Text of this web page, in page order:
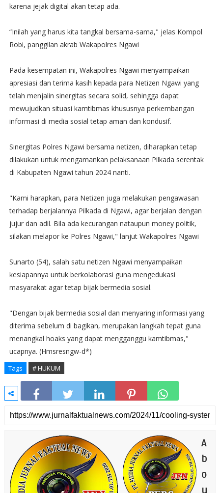
karena jejak digital akan tetap ada.
“Inilah yang harus kita tangkal bersama-sama," jelas Kompol
Robi, panggilan akrab Wakapolres Ngawi
Pada kesempatan ini, Wakapolres Ngawi menyampaikan
apresiasi dan terima kasih kepada para Netizen Ngawi yang
telah menjalin sinergitas secara solid, sehingga dapat
mewujudkan situasi kamtibmas khususnya perkembangan
informasi di media sosial tetap aman dan kondusif.
Sinergitas Polres Ngawi bersama netizen, diharapkan tetap
dilakukan untuk mengamankan pelaksanaan Pilkada serentak
di Kabupaten Ngawi tahun 2024 nanti.
"Kami harapkan, para Netizen juga melakukan pengawasan
terhadap berjalannya Pilkada di Ngawi, agar berjalan dengan
jujur dan adil. Bila ada kecurangan nataupun money politik,
silakan melapor ke Polres Ngawi," lanjut Wakapolres Ngawi
Sunarto (54), salah satu netizen Ngawi menyampaikan
kesiapannya untuk berkolaborasi guna mengedukasi
masyarakat agar tetap bijak bermedia sosial.
"Dengan bijak bermedia sosial dan menyaring informasi yang
diterima sebelum di bagikan, merupakan langkah tepat guna
menangkal hoaks yang dapat mengganggu kamtibmas,"
ucapnya. (Hmsresngw-d*)
Tags # HUKUM
A
b
o